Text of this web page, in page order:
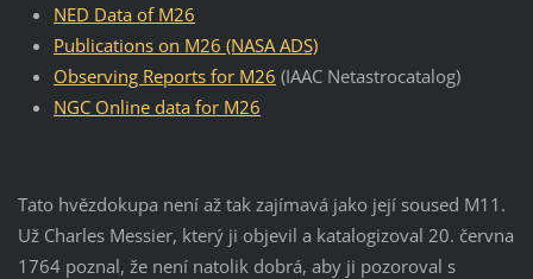
NED Data of M26
Publications on M26 (NASA ADS)
Observing Reports for M26 (IAAC Netastrocatalog)
NGC Online data for M26
Tato hvězdokupa není až tak zajímavá jako její soused M11.
Už Charles Messier, který ji objevil a katalogizoval 20. června
1764 poznal, že není natolik dobrá, aby ji pozoroval s